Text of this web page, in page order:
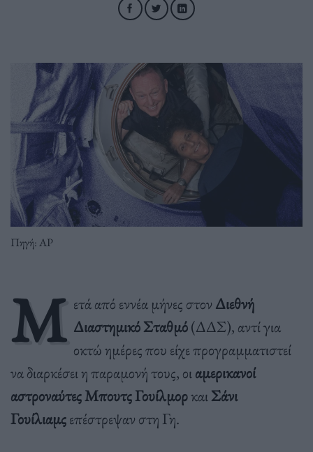
Πηγή: AP
Μ ετά από εννέα μήνες στον Διεθνή
Διαστημικό Σταθμό(ΔΔΣ), αντί για
οκτώ ημέρες που είχε προγραμματιστεί
να διαρκέσει η παραμονή τους, οιαμερικανοί
αστροναύτες Μπουτς ΓουίλμορκαιΣάνι
Γουίλιαμςεπέστρεψαν στη Γη.